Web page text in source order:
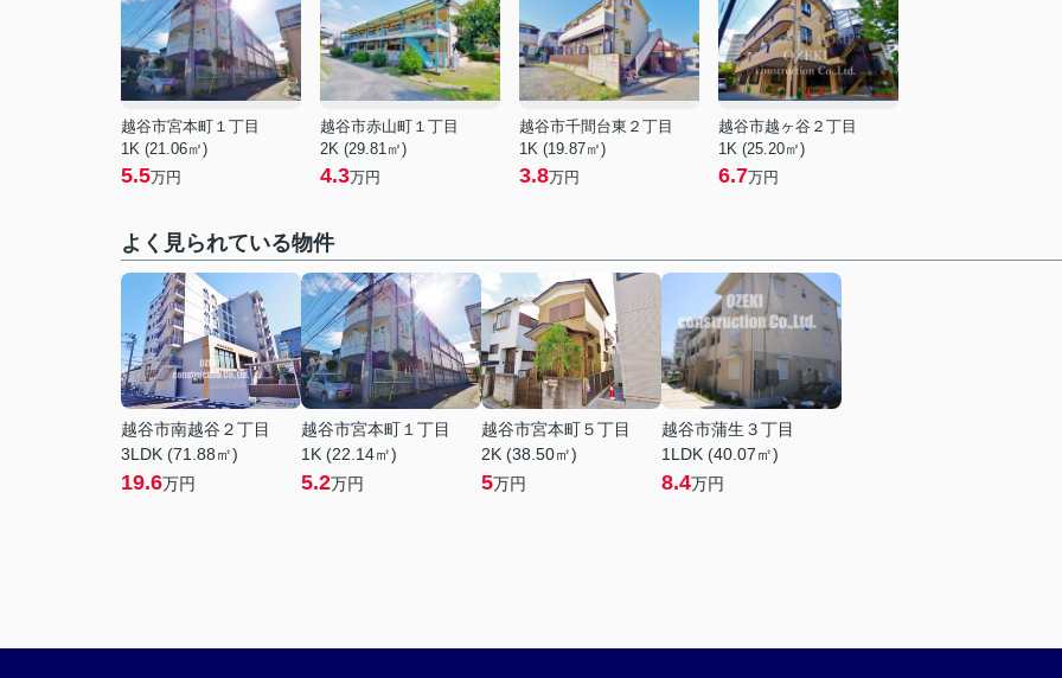
越谷市宮本町１丁目
1K (21.06㎡)
5.5万円
越谷市赤山町１丁目
2K (29.81㎡)
4.3万円
越谷市千間台東２丁目
1K (19.87㎡)
3.8万円
越谷市越ヶ谷２丁目
1K (25.20㎡)
6.7万円
よく見られている物件
越谷市南越谷２丁目
3LDK (71.88㎡)
19.6万円
越谷市宮本町１丁目
1K (22.14㎡)
5.2万円
越谷市宮本町５丁目
2K (38.50㎡)
5万円
越谷市蒲生３丁目
1LDK (40.07㎡)
8.4万円